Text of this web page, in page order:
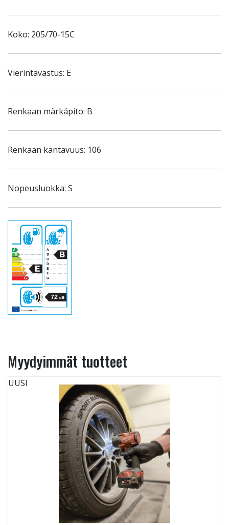
Koko: 205/70-15C
Vierintävastus: E
Renkaan märkäpito: B
Renkaan kantavuus: 106
Nopeusluokka: S
Myydyimmät tuotteet
UUSI